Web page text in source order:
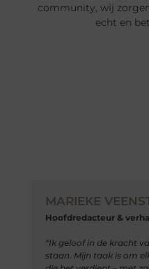
community, wij
echt en
MARIEKE
Hoofdredacteur &
“Ik geloof in de kracht
staan. Mijn taak is om